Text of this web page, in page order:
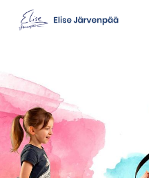
Siirry
sivun
Sivuston etusivulle